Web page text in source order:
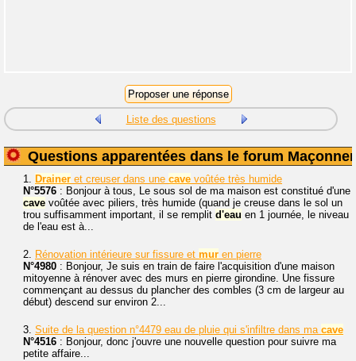
Liste des questions
Questions apparentées dans le forum
1. Drainer et creuser dans une cave voûtée très humide
N°5576 : Bonjour à tous, Le sous sol de ma maison est constitué d'une
cave voûtée avec piliers, très humide (quand je creuse dans le sol un
trou suffisamment important, il se remplit d'eau en 1 journée, le niveau
de l'eau est à...
2. Rénovation intérieure sur fissure et mur en pierre
N°4980 : Bonjour, Je suis en train de faire l'acquisition d'une maison
mitoyenne à rénover avec des murs en pierre girondine. Une fissure
commençant au dessus du plancher des combles (3 cm de largeur au
début) descend sur environ 2...
3. Suite de la question n°4479 eau de pluie qui s'infiltre dans ma cave
N°4516 : Bonjour, donc j'ouvre une nouvelle question pour suivre ma
petite affaire...